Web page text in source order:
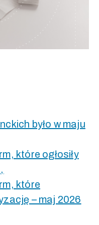
było w maju
które ogłosiły
które
– maj 2026